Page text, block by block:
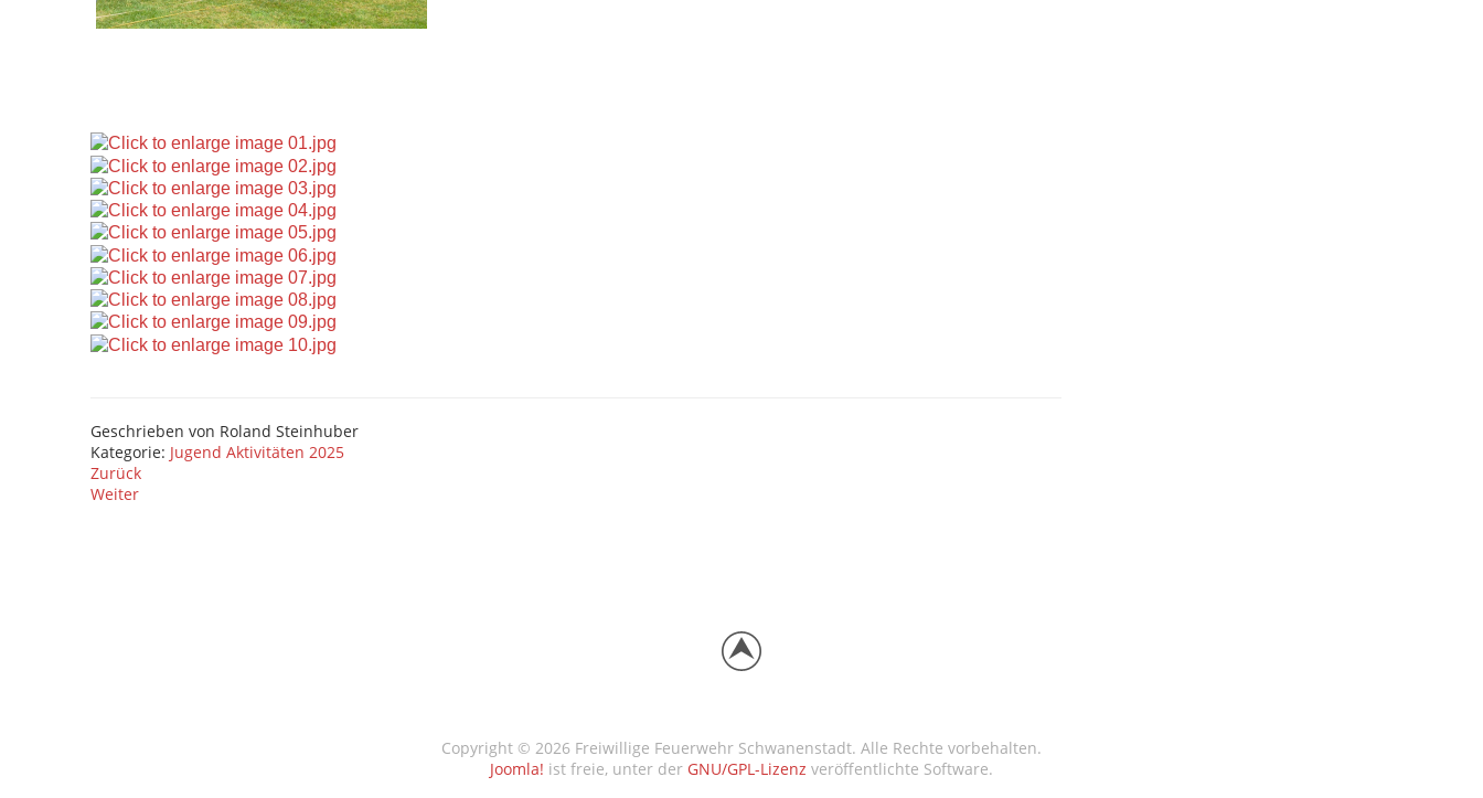
Geschrieben von Roland Steinhuber
Kategorie: Jugend Aktivitäten 2025
Zurück
Weiter
Copyright © 2026 Freiwillige Feuerwehr Schwanenstadt. Alle Rechte vorbehalten.
Joomla! ist freie, unter der GNU/GPL-Lizenz veröffentlichte Software.